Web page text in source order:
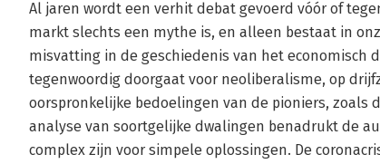
Al jaren wordt een verhit debat gevoerd vóór of
markt slechts een mythe is, en alleen bestaat in
misvatting in de geschiedenis van het economisch
tegenwoordig doorgaat voor neoliberalisme, op
oorspronkelijke bedoelingen van de pioniers, zoals
analyse van soortgelijke dwalingen benadrukt de
complex zijn voor simpele oplossingen. De